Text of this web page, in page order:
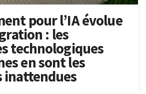
pour l’IA évolue
: les
technologiques
en sont les
inattendues